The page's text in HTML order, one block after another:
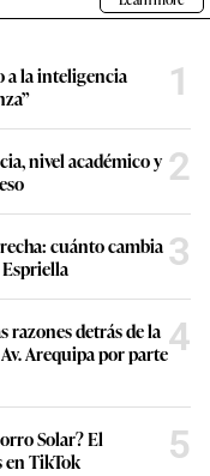
a la inteligencia
1
nivel académico y 2
cuánto cambia 3
detrás de la
Arequipa por parte4
Solar? El
en TikTok
5